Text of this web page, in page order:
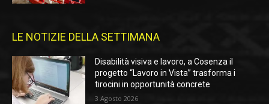
LE NOTIZIE DELLA SETTIMANA
Disabilità visiva e lavoro, a Cosenza il
progetto “Lavoro in Vista” trasforma i
tirocini in opportunità concrete
3 Agosto 2026